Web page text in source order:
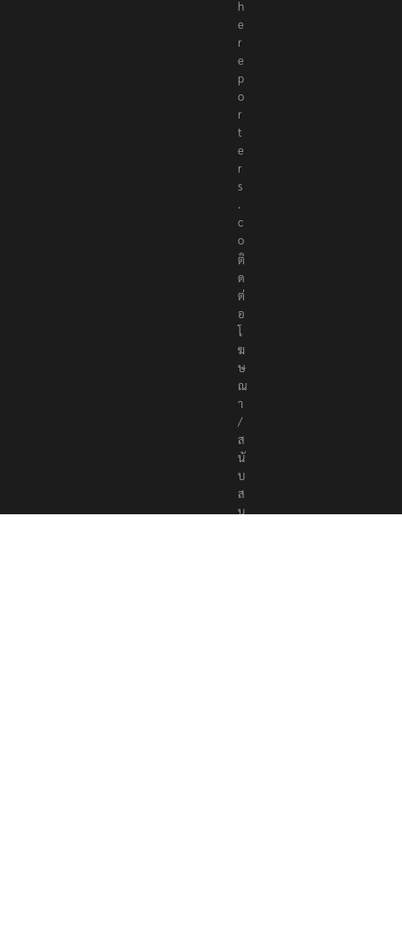
@
t
h
e
r
e
p
o
r
t
e
r
s
.
c
o
ติ
ด
ต่
อ
โ
ฆ
ษ
ณ
า
/
ส
นั
บ